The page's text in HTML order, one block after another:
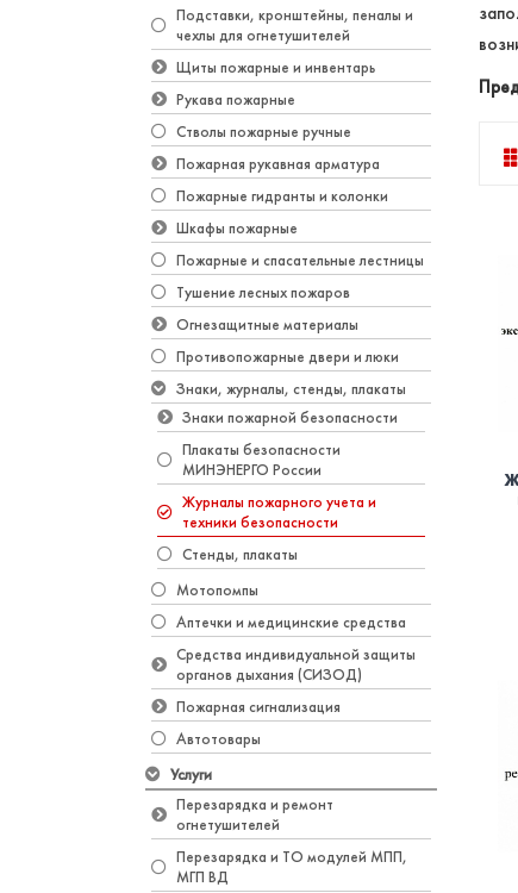
Подставки, кронштейны, пеналы и
чехлы для огнетушителей
Щиты пожарные и инвентарь
Рукава пожарные
Стволы пожарные ручные
Пожарная рукавная арматура
Пожарные гидранты и колонки
Шкафы пожарные
Пожарные и спасательные лестницы
Тушение лесных пожаров
Огнезащитные материалы
Противопожарные двери и люки
Знаки, журналы, стенды, плакаты
Знаки пожарной безопасности
Плакаты безопасности
МИНЭНЕРГО России
Журналы пожарного учета и
техники безопасности
Стенды, плакаты
Мотопомпы
Аптечки и медицинские средства
Средства индивидуальной защиты
органов дыхания (СИЗОД)
Пожарная сигнализация
Автотовары
Услуги
Перезарядка и ремонт
огнетушителей
Перезарядка и ТО модулей МПП,
МГП ВД